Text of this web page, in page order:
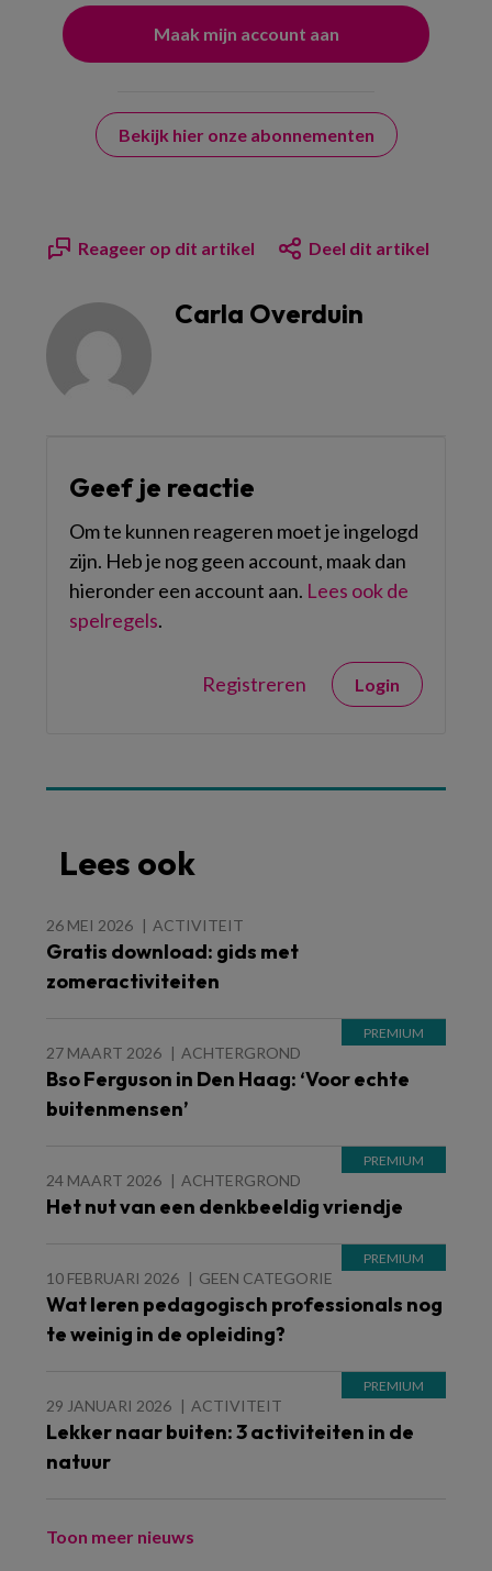
Bekijk hier onze abonnementen
Reageer op dit artikel Deel dit artikel
Carla Overduin
Geef je reactie
Om te kunnen reageren moet je ingelogd
zijn. Heb je nog geen account, maak dan
hieronder een account aan. Lees ook de
spelregels.
Registreren Login
Lees ook
26 MEI 2026 ACTIVITEIT
Gratis download: gids met
zomeractiviteiten
27 MAART 2026 ACHTERGROND
Bso Ferguson in Den Haag: ‘Voor echte
buitenmensen’
24 MAART 2026 ACHTERGROND
Het nut van een denkbeeldig vriendje
10 FEBRUARI 2026 GEEN CATEGORIE
Wat leren pedagogisch professionals nog
te weinig in de opleiding?
29 JANUARI 2026 ACTIVITEIT
Lekker naar buiten: 3 activiteiten in de
natuur
Toon meer nieuws